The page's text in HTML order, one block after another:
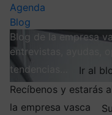
Agenda
Blog
Blog de la empresa
entrevistas, ayudas,
tendencias…
Ir al
Recíbenos y estarás
la empresa vasca